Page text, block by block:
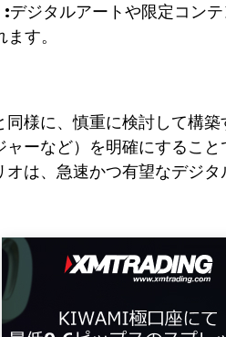
:デジタルアートや限定コン
す。
様に、慎重に検討して構
ーなど）を明確にするこ
は、急速かつ有望なデジ